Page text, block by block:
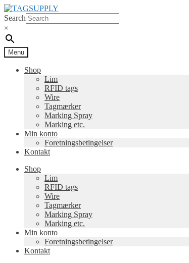
Spring
til
navigation
Spring
til
indhold
Search
×
Menu
Shop
Lim
RFID tags
Wire
Tagmærker
Marking Spray
Marking etc.
Min konto
Foretningsbetingelser
Kontakt
Shop
Lim
RFID tags
Wire
Tagmærker
Marking Spray
Marking etc.
Min konto
Foretningsbetingelser
Kontakt